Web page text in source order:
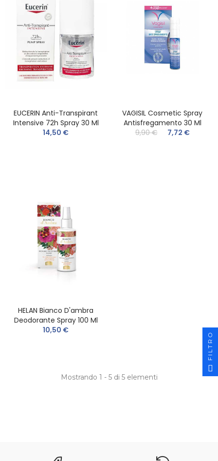
EUCERIN Anti-Transpirant
Intensive 72h Spray 30 Ml
14,50 €
VAGISIL Cosmetic Spray
Antisfregamento 30 Ml
9,90 €
7,72 €
HELAN Bianco D'ambra
Deodorante Spray 100 Ml
10,50 €
Mostrando 1 - 5 di 5 elementi
FILTRO